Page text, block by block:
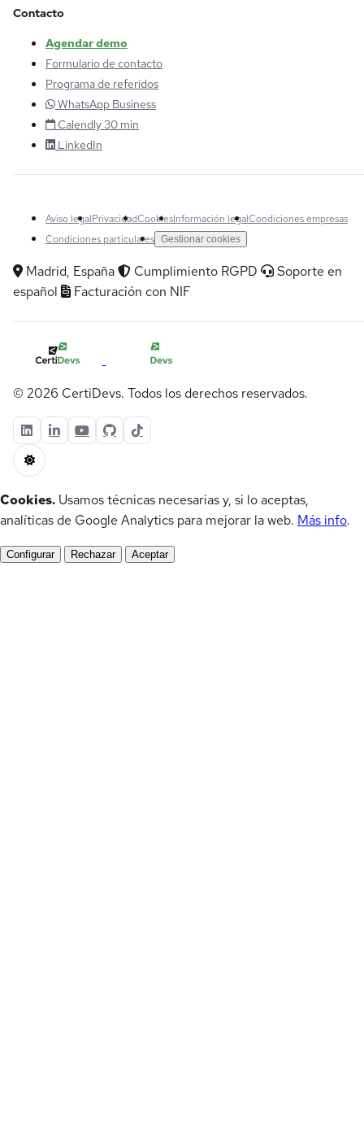
Contacto
Agendar demo
Formulario de contacto
Programa de referidos
WhatsApp Business
Calendly 30 min
LinkedIn
Aviso legalPrivacidadCookiesInformación legalCondiciones empresas
Condiciones particulares Gestionar cookies
Madrid, España Cumplimiento RGPD
Soporte en
español
Facturación con NIF
© 2026 CertiDevs. Todos los derechos reservados.
Cookies. Usamos técnicas necesarias y, si lo aceptas,
analíticas de Google Analytics para mejorar la web. Más info.
Configurar Rechazar Aceptar